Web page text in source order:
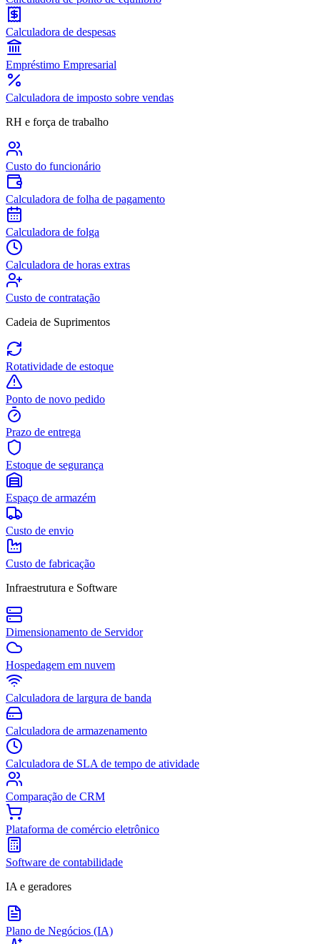
Calculadora de despesas
Empréstimo Empresarial
Calculadora de imposto sobre vendas
RH e força de trabalho
Custo do funcionário
Calculadora de folha de pagamento
Calculadora de folga
Calculadora de horas extras
Custo de contratação
Cadeia de Suprimentos
Rotatividade de estoque
Ponto de novo pedido
Prazo de entrega
Estoque de segurança
Espaço de armazém
Custo de envio
Custo de fabricação
Infraestrutura e Software
Dimensionamento de Servidor
Hospedagem em nuvem
Calculadora de largura de banda
Calculadora de armazenamento
Calculadora de SLA de tempo de atividade
Comparação de CRM
Plataforma de comércio eletrônico
Software de contabilidade
IA e geradores
Plano de Negócios (IA)